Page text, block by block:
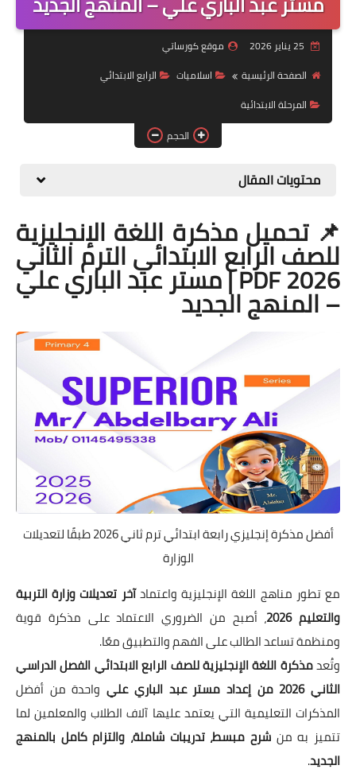
موضوعات
قصص للأطفال
موقع كورساتي
الصفحة الرئيسية
اسلاميات
الرابع الابتدائي
المرحلة الابتدائية
الحجم
محتويات المقال
📌 تحميل مذكرة اللغة الإنجليزية
للصف الرابع الابتدائي الترم الثاني
2026 PDF | مستر عبد الباري علي
– المنهج الجديد
أفضل مذكرة إنجليزي رابعة ابتدائي ترم ثاني 2026 طبقًا لتعديلات
الوزارة
مع تطور مناهج اللغة الإنجليزية واعتمادآخر تعديلات وزارة التربية
والتعليم 2026
، أصبح من الضروري الاعتماد على مذكرة قوية
ومنظمة تساعد الطالب على الفهم والتطبيق معًا.
وتُعدمذكرة اللغة الإنجليزية للصف الرابع الابتدائي الفصل الدراسي
الثاني 2026 من إعداد مستر عبد الباري علي
واحدة من أفضل
المذكرات التعليمية التي يعتمد عليها آلاف الطلاب والمعلمين لما
تتميز به من شرح مبسط، تدريبات شاملة، والتزام كامل بالمنهج
الجديد.